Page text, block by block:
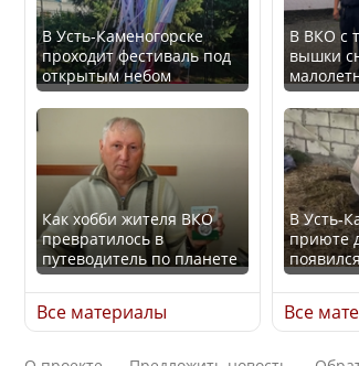
Будут ли представлены
интересы регионов в
Курултае?
Ең төменгі жалақы,
алимент, экология: жеті
партия сайлаушылармен
нені талқылап жатыр?
Трамп
вступил
Луну
угрозой
В Усть-Каменогорске
проходит фестиваль под
открытым небом
Как хобби жителя ВКО
превратилось в
путеводитель по планете
Все материалы
В ВКО с
вышки
В Усть-
приюте
Все